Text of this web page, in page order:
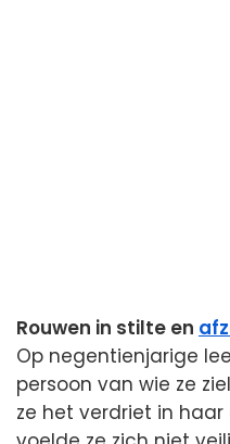
Rouwen in stilte en
Op negentienjarige
persoon van wie ze
ze het verdriet in